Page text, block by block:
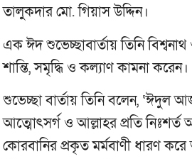
তালুকদার মো. গিয়াস উদ্দিন।
এক ঈদ শুভেচ্ছাবার্তায় তিনি
শান্তি, সমৃদ্ধি ও কল্যাণ কামনা করেন।
​শুভেচ্ছা বার্তায় তিনি বলেন, ‘ঈদুল
আত্মোৎসর্গ ও আল্লাহর প্রতি নিঃশর্ত
কোরবানির প্রকৃত মর্মবাণী ধারণ